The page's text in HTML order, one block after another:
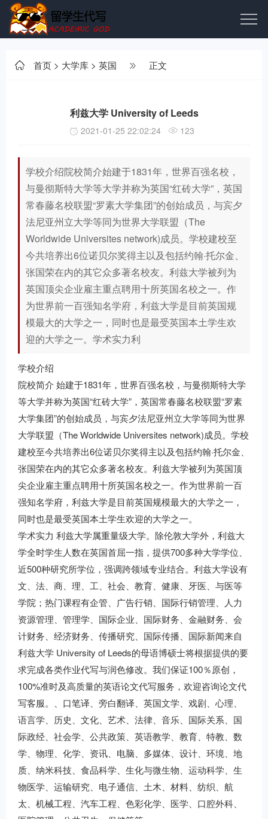
首页 > 大学库 > 英国 正文
利兹大学 University of Leeds
2021-01-25 22:02:24 123
学校介绍院校简介始建于1831年，世界百强名校，
与曼彻斯特大学等大学并称为英国“红砖大学”，英国
常春藤名校联盟“罗素大学集团”的创始成员，与宾夕
法尼亚州立大学等同为世界大学联盟（The
Worldwide Universites network)成员。学校建校至
今共培养出6位诺贝尔奖得主以及包括约翰·托尔金、
张国荣在内的其它众多著名校友。利兹大学被列为
英国顶尖企业雇主重点聘用十所英国名校之一。作
为世界前一百强知名学府，利兹大学是目前英国规
模最大的大学之一，同时也是最受英国本土学生欢
迎的大学之一。学术实力利
学校介绍
院校简介 始建于1831年，世界百强名校，与曼彻斯特大学
等大学并称为英国“红砖大学”，英国常春藤名校联盟“罗素
大学集团”的创始成员，与宾夕法尼亚州立大学等同为世界
大学联盟（The Worldwide Universites network)成员。学校
建校至今共培养出6位诺贝尔奖得主以及包括约翰·托尔金、
张国荣在内的其它众多著名校友。利兹大学被列为英国顶
尖企业雇主重点聘用十所英国名校之一。作为世界前一百
强知名学府，利兹大学是目前英国规模最大的大学之一，
同时也是最受英国本土学生欢迎的大学之一。
学术实力 利兹大学属重量级大学。除伦敦大学外，利兹大
学全时学生人数在英国首屈一指，提供700多种大学学位、
近500种研究所学位，强调跨领域专业结合。利兹大学设有
文、法、商、理、工、社会、教育、健康、牙医、与医等
学院；热门课程有企管、广告行销、国际行销管理、人力
资源管理、管理学、国际企业、国际财务、金融财务、会
计财务、经济财务、传播研究、国际传播、国际新闻来自
利兹大学 University of Leeds的母语博硕士将根据提供的要
求完成各类作业代写与润色修改。我们保证100％原创，
100%准时及高质量的英语论文代写服务，欢迎咨询论文代
写客服。、口笔译、旁白翻译、英国文学、戏剧、心理、
语言学、历史、文化、艺术、法律、音乐、国际关系、国
际政经、社会学、公共政策、英语教学、教育、特教、数
学、物理、化学、资讯、电脑、多媒体、设计、环境、地
质、纳米科技、食品科学、生化与微生物、运动科学、生
物医学、运输研究、电子通信、土木、材料、纺织、航
太、机械工程、汽车工程、色彩化学、医学、口腔外科、